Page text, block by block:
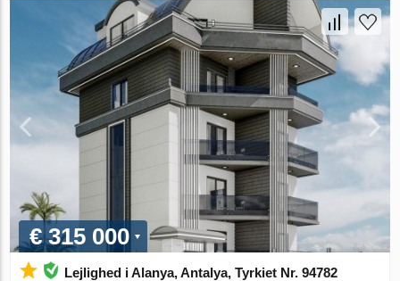
€ 315 000
Lejlighed i Alanya, Antalya, Tyrkiet Nr. 94782